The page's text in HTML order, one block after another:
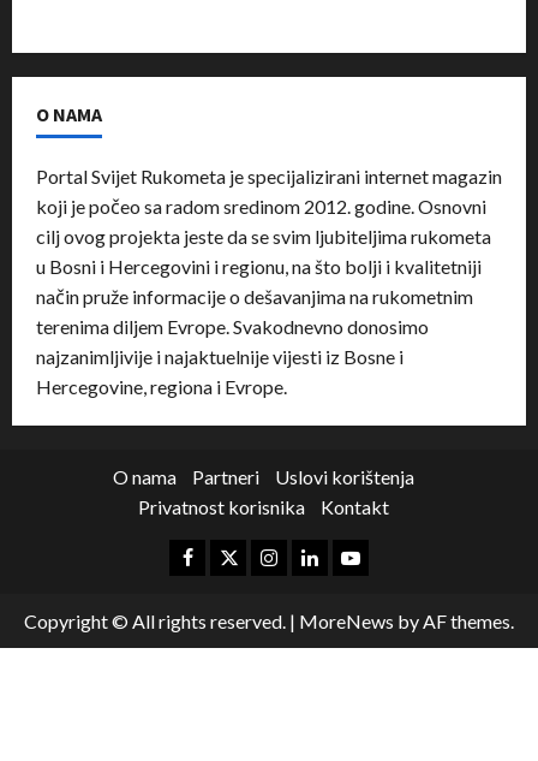
O NAMA
Portal Svijet Rukometa je specijalizirani internet magazin
koji je počeo sa radom sredinom 2012. godine. Osnovni
cilj ovog projekta jeste da se svim ljubiteljima rukometa
u Bosni i Hercegovini i regionu, na što bolji i kvalitetniji
način pruže informacije o dešavanjima na rukometnim
terenima diljem Evrope. Svakodnevno donosimo
najzanimljivije i najaktuelnije vijesti iz Bosne i
Hercegovine, regiona i Evrope.
O nama Partneri
Uslovi korištenja
Privatnost korisnika
Kontakt
Copyright © All rights reserved. | MoreNews by AF themes.